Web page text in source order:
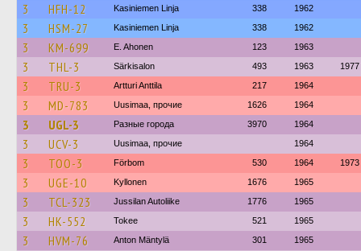
3 HFH-12 Kasiniemen Linja 338 1962
3 HSM-27 Kasiniemen Linja 338 1962
3 KM-699 E. Ahonen 123 1963
3 THL-3 Särkisalon 493 1963 1977
3 TRU-3 Artturi Anttila 217 1964
3 MD-783 Uusimaa, прочие 1626 1964
3 UGL-3 Разные города 3970 1964
3 UCV-3 Uusimaa, прочие 1964
3 TOO-3 Förbom 530 1964 1973
3 UGE-10 Kyllonen 1676 1965
3 TCL-323 Jussilan Autoliike 1776 1965
3 HK-552 Tokee 521 1965
3 HVM-76 Anton Mäntylä 301 1965